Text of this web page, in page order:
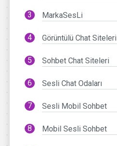
MarkaSesLi
Görüntülü Chat Siteleri
Sohbet Chat Siteleri
Sesli Chat Odaları
Sesli Mobil Sohbet
Mobil Sesli Sohbet